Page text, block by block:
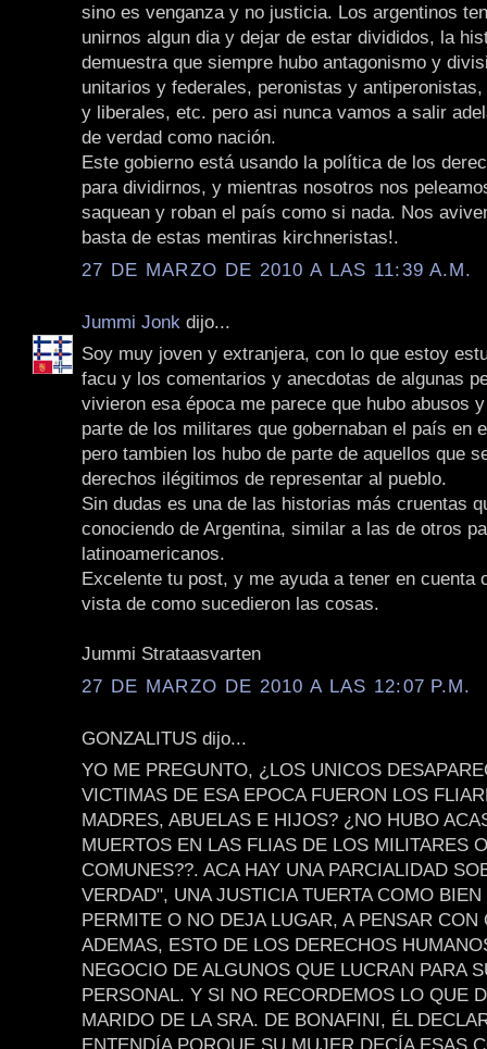
sino es venganza y no justicia. Los argentinos
unirnos algun dia y dejar de estar divididos, la
demuestra que siempre hubo antagonismo y
unitarios y federales, peronistas y
y liberales, etc. pero asi nunca vamos a salir
de verdad como nación.
Este gobierno está usando la política de los
para dividirnos, y mientras nosotros nos
saquean y roban el país como si nada. Nos
basta de estas mentiras kirchneristas!.
27 DE MARZO DE 2010 A LAS 11:39 A.M.
Jummi Jonk dijo...
Soy muy joven y extranjera, con lo que estoy
facu y los comentarios y anecdotas de algunas
vivieron esa época me parece que hubo abusos
parte de los militares que gobernaban el país en
pero tambien los hubo de parte de aquellos que
derechos ilégitimos de representar al pueblo.
Sin dudas es una de las historias más cruentas
conociendo de Argentina, similar a las de otros
latinoamericanos.
Excelente tu post, y me ayuda a tener en cuenta
vista de como sucedieron las cosas.
Jummi Strataasvarten
27 DE MARZO DE 2010 A LAS 12:07 P.M.
GONZALITUS dijo...
YO ME PREGUNTO, ¿LOS UNICOS
VICTIMAS DE ESA EPOCA FUERON LOS
MADRES, ABUELAS E HIJOS? ¿NO HUBO
MUERTOS EN LAS FLIAS DE LOS MILITARES
COMUNES??. ACA HAY UNA PARCIALIDAD
VERDAD", UNA JUSTICIA TUERTA COMO
PERMITE O NO DEJA LUGAR, A PENSAR CON
ADEMAS, ESTO DE LOS DERECHOS
NEGOCIO DE ALGUNOS QUE LUCRAN PARA
PERSONAL. Y SI NO RECORDEMOS LO QUE
MARIDO DE LA SRA. DE BONAFINI, ÉL